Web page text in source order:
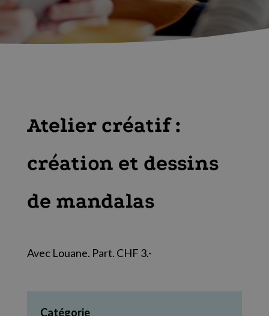
Atelier créatif :
création et dessins
de mandalas
Avec Louane. Part. CHF 3.-
Catégorie